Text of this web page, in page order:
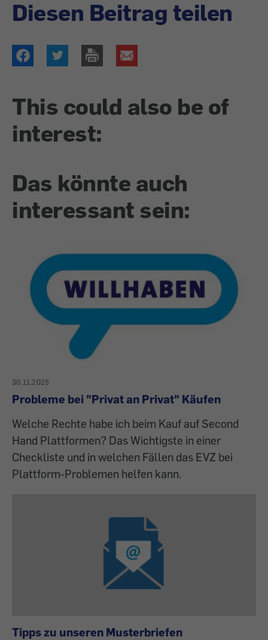
Diesen Beitrag teilen
This could also be of
interest:
Das könnte auch
interessant sein:
30.11.2025
Probleme bei "Privat an Privat" Käufen
Welche Rechte habe ich beim Kauf auf Second
Hand Plattformen? Das Wichtigste in einer
Checkliste und in welchen Fällen das EVZ bei
Plattform-Problemen helfen kann.
Tipps zu unseren Musterbriefen